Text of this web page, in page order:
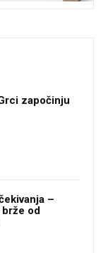
započinju
–
od